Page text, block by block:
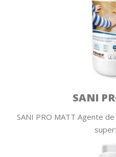
SANI
SANI PRO MATT Agente